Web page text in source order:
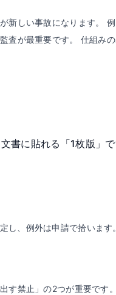
新しい事故になります。
査が最重要です。 仕組み
書に貼れる「1枚版」
し、例外は申請で拾います。
す禁止」の2つが重要です。